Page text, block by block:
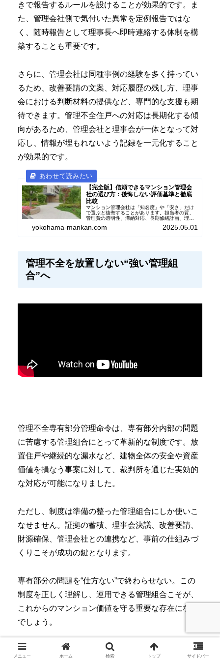
きで報告するルールを設けることが効果的です。ま
た、管理会社側で気付いた異常を定例報告ではな
く、随時報告として理事長へ即時連絡する体制を構
築することも重要です。
さらに、管理会社は同種事例の経験を多く持ってい
るため、改善要請の文案、対応履歴の残し方、理事
会における判断材料の提供など、専門的な支援も期
待できます。管理不全住戸への対応は長期化する傾
向があるため、管理会社と理事会が一体となって対
応し、情報が埋もれないよう記録を一元化すること
が効果的です。
【完全版】信頼できるマンション管理会
社の選び方：後悔しない評価基準と徹底
比較
マンション管理会社は「知名度」や「安さ」だけ
で選ぶと後悔することがあります。担当者の質、
管理費の透明性、滞納対応、長期修繕計画、理事
ンション管理士が実務目線で解説。管理会社変更
yokohama-mankan.com 2025.05.01
管理不全を放置しない“強い管理組
合”へ
管理不全専有部分管理命令は、専有部分内部の問題
に苦慮する管理組合にとって革新的な制度です。放
置住戸や継続的な漏水など、建物全体の安全や資産
価値を損なう事案に対して、裁判所を通じた実効的
な対応が可能になりました。
ただし、制度は準備の整った管理組合にしか使いこ
なせません。証拠の蓄積、理事会決議、改善要請、
財源確保、管理会社との連携など、事前の仕組みづ
くりこそが成功の鍵となります。
専有部分の問題を“仕方ない”で終わらせない。この
制度を正しく理解し、運用できる管理組合こそが、
これからのマンション価値を守る重要な存在になる
でしょう。
メニュー ホーム 検索 トップ サイドバー